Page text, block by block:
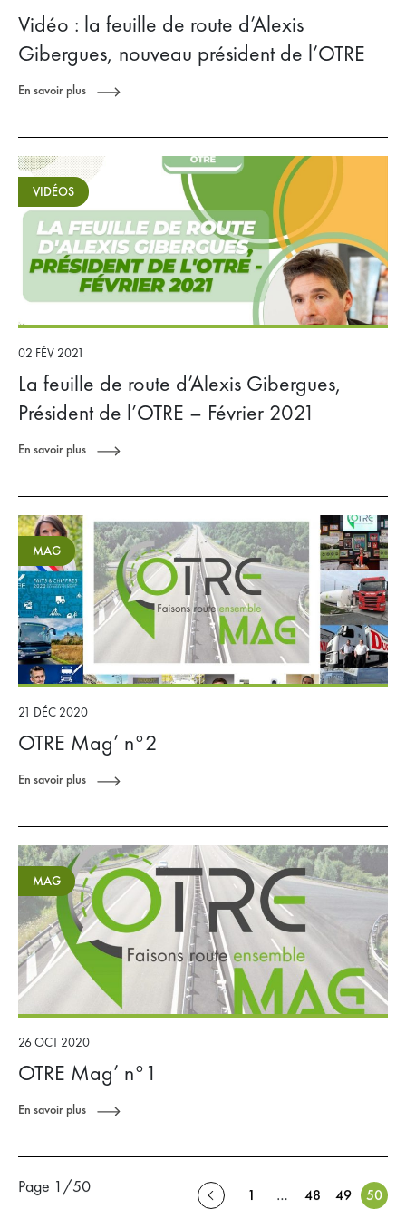
Vidéo : la feuille de route d’Alexis
Gibergues, nouveau président de l’OTRE
En savoir plus
VIDÉOS
02 FÉV 2021
La feuille de route d’Alexis Gibergues,
Président de l’OTRE – Février 2021
En savoir plus
MAG
21 DÉC 2020
OTRE Mag’ n°2
En savoir plus
MAG
26 OCT 2020
OTRE Mag’ n°1
En savoir plus
Page 1/50 1 … 48 49 50